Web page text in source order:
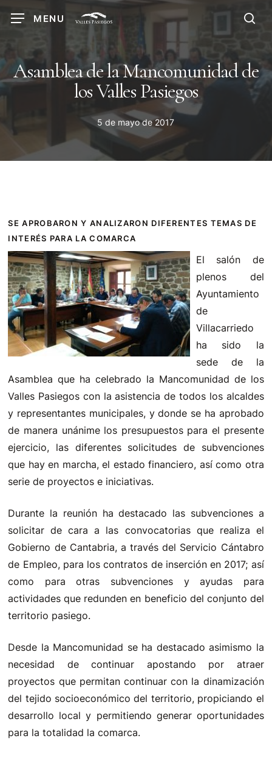
content
MENU
Asamblea de la Mancomunidad de
los Valles Pasiegos
5 de mayo de 2017
SE APROBARON Y ANALIZARON DIFERENTES TEMAS DE
INTERÉS PARA LA COMARCA
El salón de
plenos del
Ayuntamiento
de
Villacarriedo
ha sido la
sede de la
Asamblea que ha celebrado la Mancomunidad de los
Valles Pasiegos con la asistencia de todos los alcaldes
y representantes municipales, y donde se ha aprobado
de manera unánime los presupuestos para el presente
ejercicio, las diferentes solicitudes de subvenciones
que hay en marcha, el estado financiero, así como otra
serie de proyectos e iniciativas.
Durante la reunión ha destacado las subvenciones a
solicitar de cara a las convocatorias que realiza el
Gobierno de Cantabria, a través del Servicio Cántabro
de Empleo, para los contratos de inserción en 2017; así
como para otras subvenciones y ayudas para
actividades que redunden en beneficio del conjunto del
territorio pasiego.
Desde la Mancomunidad se ha destacado asimismo la
necesidad de continuar apostando por atraer
proyectos que permitan continuar con la dinamización
del tejido socioeconómico del territorio, propiciando el
desarrollo local y permitiendo generar oportunidades
para la totalidad la comarca.